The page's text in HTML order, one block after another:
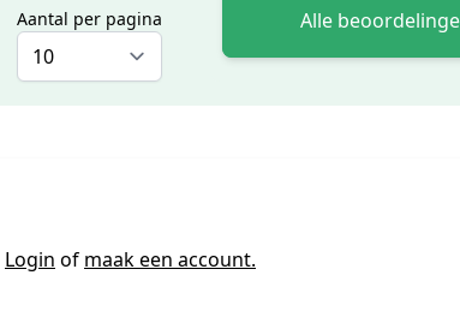
Aantal per pagina Alle
Login of maak een account.